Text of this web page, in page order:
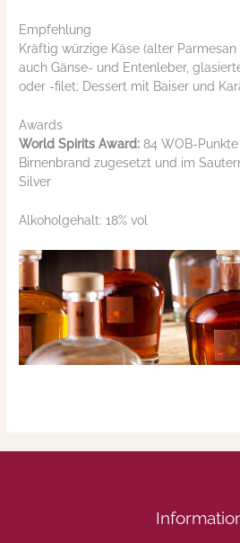
Empfehlung
Kräftig würzige Käse (alter
auch Gänse- und Entenleber,
oder -filet; Dessert mit Baiser und
Awards
World Spirits Award: 84 WOB-
Birnenbrand zugesetzt und im
Silver
Alkoholgehalt: 18% vol